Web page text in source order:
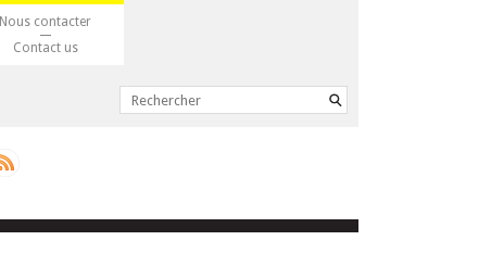
Nous contacter
Contact us